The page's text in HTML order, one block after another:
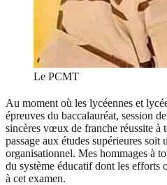
Le PCMT
Au moment où les lycéennes et
épreuves du baccalauréat, session
sincères vœux de franche réussite à
passage aux études supérieures soit
organisationnel. Mes hommages à
du système éducatif dont les efforts
à cet examen.